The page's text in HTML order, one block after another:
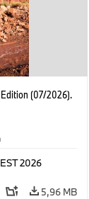
(07/2026).
2026
5,96 MB